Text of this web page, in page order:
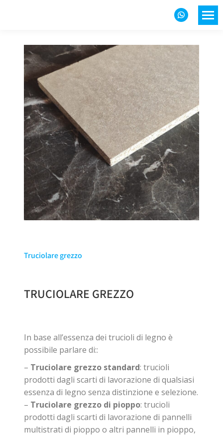
Truciolare grezzo
TRUCIOLARE GREZZO
In base all’essenza dei trucioli di legno è
possibile parlare di::
– Truciolare grezzo standard: trucioli
prodotti dagli scarti di lavorazione di qualsiasi
essenza di legno senza distinzione e selezione.
– Truciolare grezzo di pioppo: trucioli
prodotti dagli scarti di lavorazione di pannelli
multistrati di pioppo o altri pannelli in pioppo,